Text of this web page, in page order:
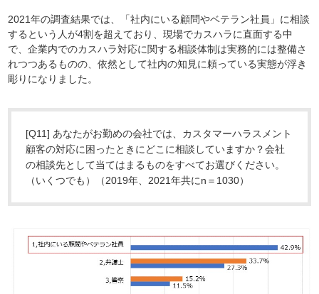
2021年の調査結果では、「社内にいる顧問やベテラン社員」に相談
するという人が4割を超えており、現場でカスハラに直面する中
で、企業内でのカスハラ対応に関する相談体制は実務的には整備さ
れつつあるものの、依然として社内の知見に頼っている実態が浮き
彫りになりました。
[Q11] あなたがお勤めの会社では、カスタマーハラスメント
顧客の対応に困ったときにどこに相談していますか？会社
の相談先として当てはまるものをすべてお選びください。
（いくつでも）（2019年、2021年共にn＝1030）